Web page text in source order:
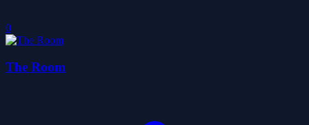
0
The Room